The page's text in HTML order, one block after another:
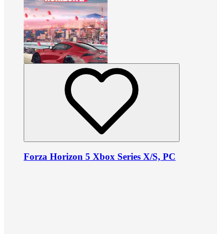
Forza Horizon 5 Xbox Series X/S, PC